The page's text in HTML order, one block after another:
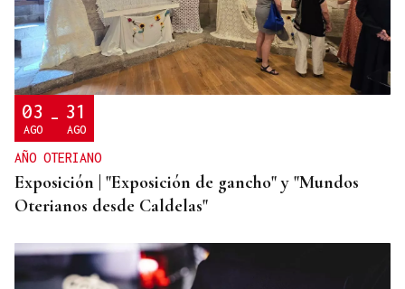
AUTO JUDICIAL
La Justicia frena un proyecto eólico en la provincia
de Ourense por riesgos medioambientales
03
AGO - 31
AGO
AÑO OTERIANO
Exposición | "Exposición de gancho" y "Mundos
Oterianos desde Caldelas"